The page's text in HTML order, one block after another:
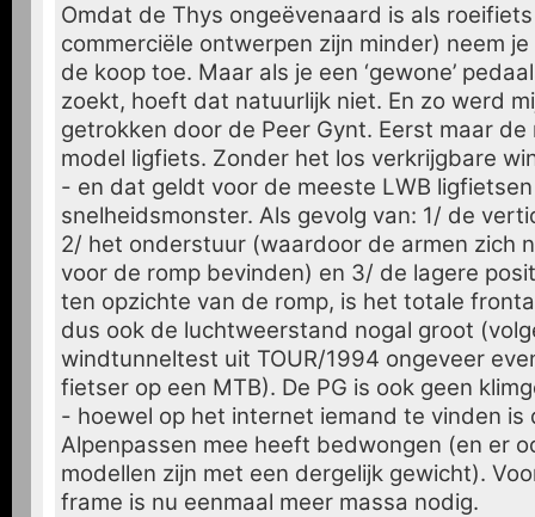
Omdat de Thys ongeëvenaard is als
commerciële ontwerpen zijn minder) neem
de koop toe. Maar als je een ‘gewone’
zoekt, hoeft dat natuurlijk niet. En zo werd
getrokken door de Peer Gynt. Eerst maar
model ligfiets. Zonder het los verkrijgbare
- en dat geldt voor de meeste LWB
snelheidsmonster. Als gevolg van: 1/ de
2/ het onderstuur (waardoor de armen zich
voor de romp bevinden) en 3/ de lagere
ten opzichte van de romp, is het totale
dus ook de luchtweerstand nogal groot
windtunneltest uit TOUR/1994 ongeveer
fietser op een MTB). De PG is ook geen
- hoewel op het internet iemand te vinden is
Alpenpassen mee heeft bedwongen (en er
modellen zijn met een dergelijk gewicht).
frame is nu eenmaal meer massa nodig.